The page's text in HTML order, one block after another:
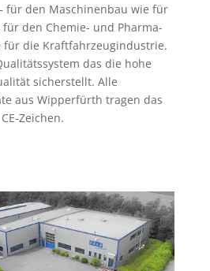
für den Maschinenbau wie für
den Chemie- und Pharma-
für die Kraft­fahr­zeug­industrie.
das die hohe
sicherstellt. Alle
aus Wipperfürth tragen das
CE-Zeichen.